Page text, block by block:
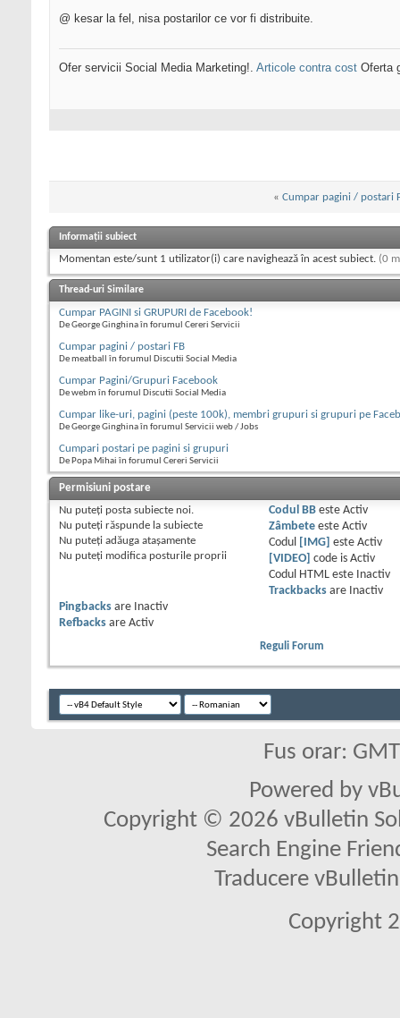
@ kesar la fel, nisa postarilor ce vor fi distribuite.
Ofer servicii Social Media Marketing!. Articole contra cost Oferta
« Cumpar pagini / postari
Informații subiect
Momentan este/sunt 1 utilizator(i) care navighează în acest subiect. (0
Thread-uri Similare
Cumpar PAGINI si GRUPURI de Facebook!
De George Ginghina în forumul Cereri Servicii
Cumpar pagini / postari FB
De meatball în forumul Discutii Social Media
Cumpar Pagini/Grupuri Facebook
De webm în forumul Discutii Social Media
Cumpar like-uri, pagini (peste 100k), membri grupuri si grupuri pe
De George Ginghina în forumul Servicii web / Jobs
Cumpari postari pe pagini si grupuri
De Popa Mihai în forumul Cereri Servicii
Permisiuni postare
Nu puteţi posta subiecte noi.
Nu puteţi răspunde la subiecte
Nu puteţi adăuga ataşamente
Nu puteţi modifica posturile proprii
Codul BBeste Activ
Zâmbeteeste Activ
Codul
[IMG] este Activ
[VIDEO]
code is Activ
Codul HTML este
Inactiv
Trackbacksare
Inactiv
Pingbacks are
Inactiv
Refbacks are Activ
Reguli Forum
Fus orar:
Powered by
Copyright © 2026 vBulletin
Search Engine
Traducere
Copyright